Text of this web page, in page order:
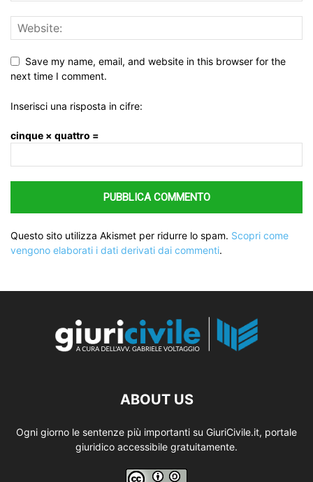
Save my name, email, and website in this browser for the
next time I comment.
Inserisci una risposta in cifre:
cinque × quattro =
Questo sito utilizza Akismet per ridurre lo spam. Scopri come
vengono elaborati i dati derivati dai commenti.
ABOUT US
Ogni giorno le sentenze più importanti su GiuriCivile.it, portale
giuridico accessibile gratuitamente.